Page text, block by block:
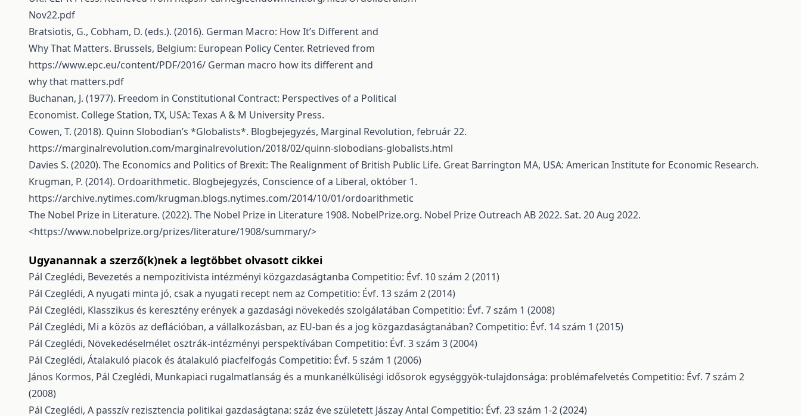
Nov22.pdf
Bratsiotis, G., Cobham, D. (eds.). (2016). German Macro: How It’s Different and
Why That Matters. Brussels, Belgium: European Policy Center. Retrieved from
https://www.epc.eu/content/PDF/2016/ German macro how its different and
why that matters.pdf
Buchanan, J. (1977). Freedom in Constitutional Contract: Perspectives of a Political
Economist. College Station, TX, USA: Texas A & M University Press.
Cowen, T. (2018). Quinn Slobodian’s *Globalists*. Blogbejegyzés, Marginal Revolution, február 22.
https://marginalrevolution.com/marginalrevolution/2018/02/quinn-slobodians-globalists.html
Davies S. (2020). The Economics and Politics of Brexit: The Realignment of British Public Life. Great Barrington MA, USA: American Institute for Economic Research.
Krugman, P. (2014). Ordoarithmetic. Blogbejegyzés, Conscience of a Liberal, október 1.
https://archive.nytimes.com/krugman.blogs.nytimes.com/2014/10/01/ordoarithmetic
The Nobel Prize in Literature. (2022). The Nobel Prize in Literature 1908. NobelPrize.org. Nobel Prize Outreach AB 2022. Sat. 20 Aug 2022.
<https://www.nobelprize.org/prizes/literature/1908/summary/>
Ugyanannak a szerző(k)nek a legtöbbet olvasott cikkei
Pál Czeglédi, Bevezetés a nempozitivista intézményi közgazdaságtanba Competitio: Évf. 10 szám 2 (2011)
Pál Czeglédi, A nyugati minta jó, csak a nyugati recept nem az Competitio: Évf. 13 szám 2 (2014)
Pál Czeglédi, Klasszikus és keresztény erények a gazdasági növekedés szolgálatában Competitio: Évf. 7 szám 1 (2008)
Pál Czeglédi, Mi a közös az deflációban, a vállalkozásban, az EU-ban és a jog közgazdaságtanában? Competitio: Évf. 14 szám 1 (2015)
Pál Czeglédi, Növekedéselmélet osztrák-intézményi perspektívában Competitio: Évf. 3 szám 3 (2004)
Pál Czeglédi, Átalakuló piacok és átalakuló piacfelfogás Competitio: Évf. 5 szám 1 (2006)
János Kormos, Pál Czeglédi, Munkapiaci rugalmatlanság és a munkanélküliségi idősorok egységgyök-tulajdonsága: problémafelvetés Competitio: Évf. 7 szám 2
(2008)
Pál Czeglédi, A passzív rezisztencia politikai gazdaságtana: száz éve született Jászay Antal Competitio: Évf. 23 szám 1-2 (2024)